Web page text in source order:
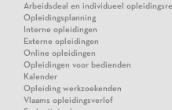
Arbeidsdeal en individueel
Opleidingsplanning
Interne opleidingen
Externe opleidingen
Online opleidingen
Opleidingen voor bedienden
Kalender
Opleiding werkzoekenden
Vlaams opleidingsverlof